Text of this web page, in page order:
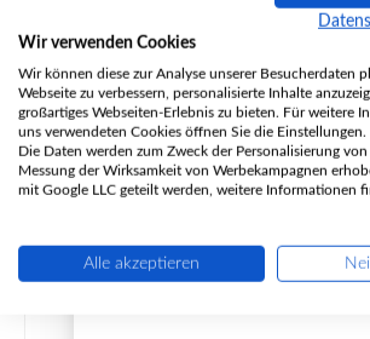
Kleining Tao Rückwandstein
Wir verwenden Cookies
Wir können diese zur Analyse unserer Besucherdaten
Webseite zu verbessern, personalisierte Inhalte
großartiges Webseiten-Erlebnis zu bieten. Für weitere
uns verwendeten Cookies öffnen Sie die Einstellungen.
Die Daten werden zum Zweck der Personalisierung
Messung der Wirksamkeit von Werbekampagnen
mit Google LLC geteilt werden, weitere Informationen
Alle akzeptieren